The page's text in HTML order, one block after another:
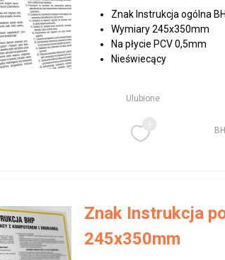
Znak Instrukcja ogólna
Wymiary 245x350mm
Na płycie PCV 0,5mm
Nieświecący
Ulubione
Znak Instrukcja
245x350mm